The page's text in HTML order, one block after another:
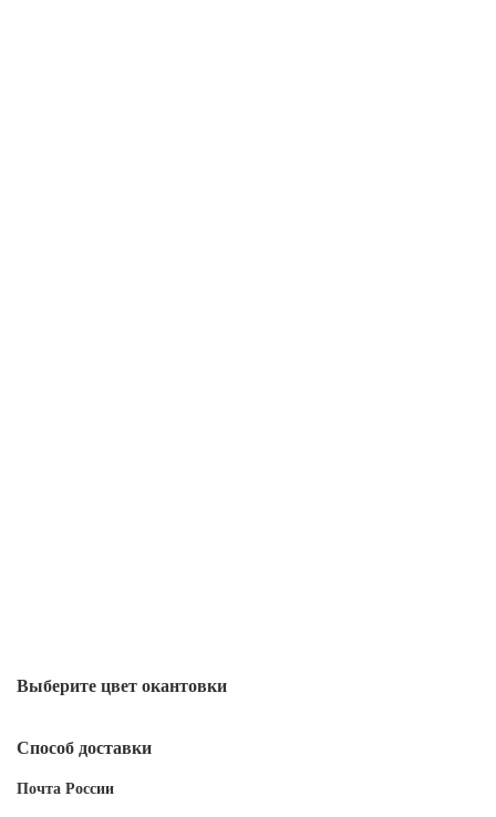
Выберите цвет окантовки
Способ доставки
Почта России